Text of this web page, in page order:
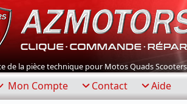
de la pièce technique pour Motos Quads Scooters
Mon Compte Contact Aide